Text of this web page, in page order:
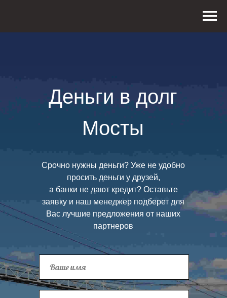
Деньги в долг
Мосты
Срочно нужны деньги? Уже не удобно
просить деньги у друзей,
а банки не дают кредит? Оставьте
заявку и наш менеджер подберет для
Вас лучшие предложения от наших
партнеров